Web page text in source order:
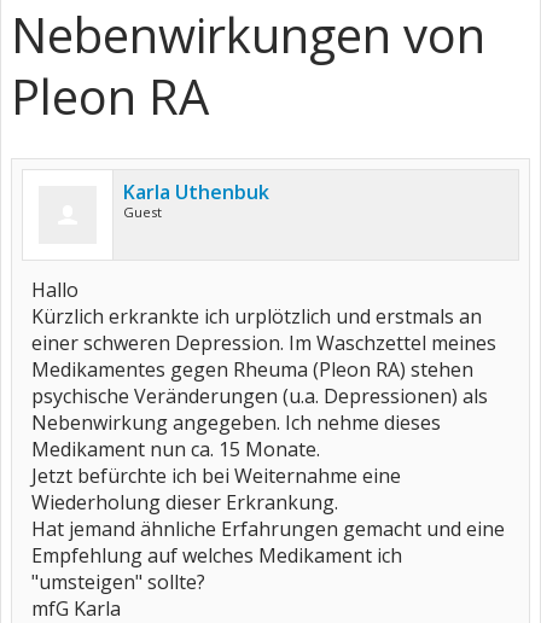
Nebenwirkungen von
Pleon RA
Karla Uthenbuk
Guest
Hallo
Kürzlich erkrankte ich urplötzlich und erstmals an
einer schweren Depression. Im Waschzettel meines
Medikamentes gegen Rheuma (Pleon RA) stehen
psychische Veränderungen (u.a. Depressionen) als
Nebenwirkung angegeben. Ich nehme dieses
Medikament nun ca. 15 Monate.
Jetzt befürchte ich bei Weiternahme eine
Wiederholung dieser Erkrankung.
Hat jemand ähnliche Erfahrungen gemacht und eine
Empfehlung auf welches Medikament ich
"umsteigen" sollte?
mfG Karla